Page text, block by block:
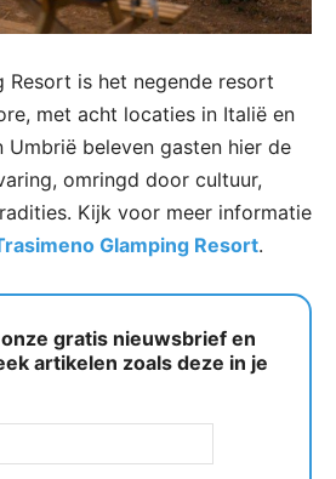
Resort is het negende resort
met acht locaties in Italië en
Umbrië beleven gasten hier de
omringd door cultuur,
Kijk voor meer informatie
Glamping Resort.
gratis nieuwsbrief en
artikelen zoals deze in je